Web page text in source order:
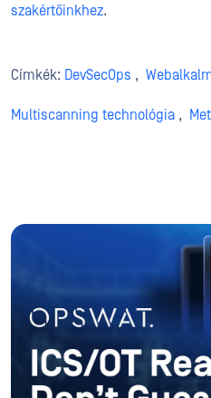
szakértőinkhez.
Címkék: DevSecOps ,
Multiscanning technológia ,